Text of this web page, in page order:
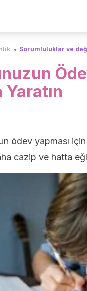
Sorumluluklar ve
ödev yapması
cazip ve hatta